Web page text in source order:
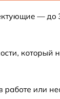
— до
или